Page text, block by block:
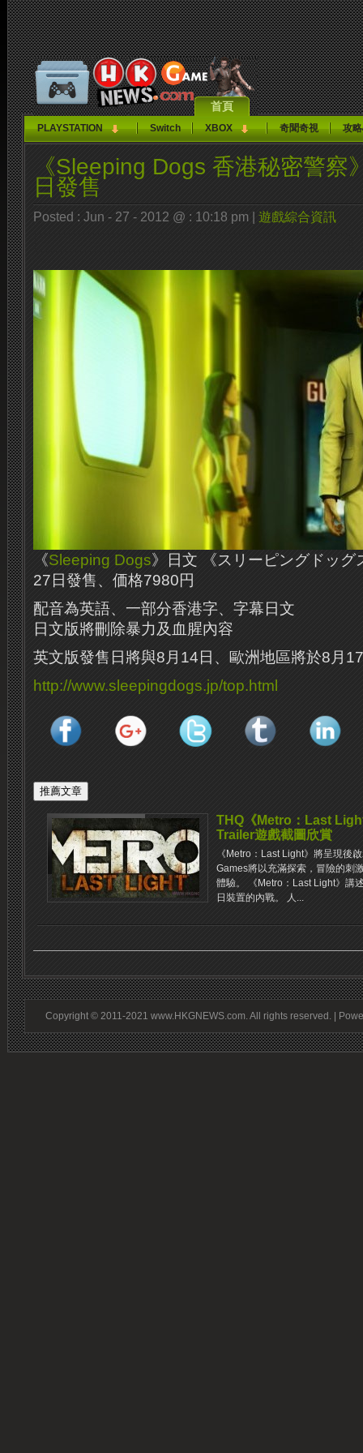
首頁
PLAYSTATION Switch XBOX 奇聞奇視 攻
《Sleeping Dogs 香港秘密警察
日發售
Posted : Jun - 27 - 2012 @ : 10:18 pm | 遊戲綜合資訊
《Sleeping Dogs》日文 《スリーピングドッグ
27日發售、価格7980円
配音為英語、一部分香港字、字幕日文
日文版將刪除暴力及血腥內容
英文版發售日將與8月14日、歐洲地區將於8月
http://www.sleepingdogs.jp/top.html
THQ《Metro：Last
Trailer遊戲截圖欣賞
《Metro：Last Light》將呈現後
Games將以充滿探索，冒險的刺
體驗。 《Metro：Last Light》講
日裝置的內戰。 人...
Copyright © 2011-2021 www.HKGNEWS.com. All rights reserved. |